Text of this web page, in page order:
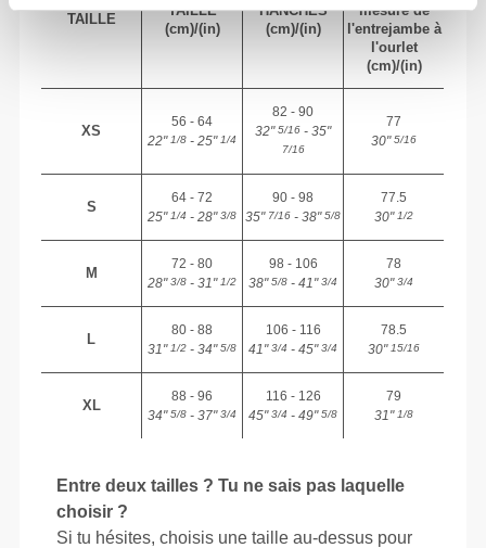
TAILLE
TAILLE
(cm)/(in)
HANCHES
(cm)/(in)
mesuré de
l'entrejambe à
l'ourlet
(cm)/(in)
XS
56 - 64
22"1/8 - 25"1/4
82 - 90
32"5/16 - 35"
7/16
77
30"5/16
S
64 - 72
25"1/4 - 28"3/8
90 - 98
35"7/16 - 38"5/8
77.5
30"1/2
M
72 - 80
28"3/8 - 31"1/2
98 - 106
38"5/8 - 41"3/4
78
30"3/4
L
80 - 88
31"1/2 - 34"5/8
106 - 116
41"3/4 - 45"3/4
78.5
30"15/16
XL
88 - 96
34"5/8 - 37"3/4
116 - 126
45"3/4 - 49"5/8
79
31"1/8
Entre deux tailles ? Tu ne sais pas laquelle
choisir ?
Si tu hésites, choisis une taille au-dessus pour